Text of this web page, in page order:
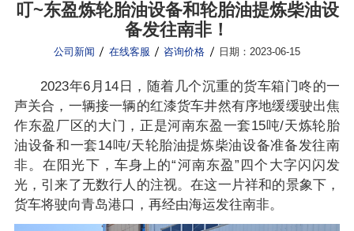
叮~东盈炼轮胎油设备和轮胎油提炼柴油设
备发往南非！
公司新闻 在线客服 咨询价格 日期：2023-06-15
2023年6月14日，随着几个沉重的货车箱门咚的一
声关合，一辆接一辆的红漆货车井然有序地缓缓驶出焦
作东盈厂区的大门，正是河南东盈一套15吨/天炼轮胎
油设备和一套14吨/天轮胎油提炼柴油设备准备发往南
非。在阳光下，车身上的“河南东盈”四个大字闪闪发
光，引来了无数行人的注视。在这一片祥和的景象下，
货车将驶向青岛港口，再经由海运发往南非。